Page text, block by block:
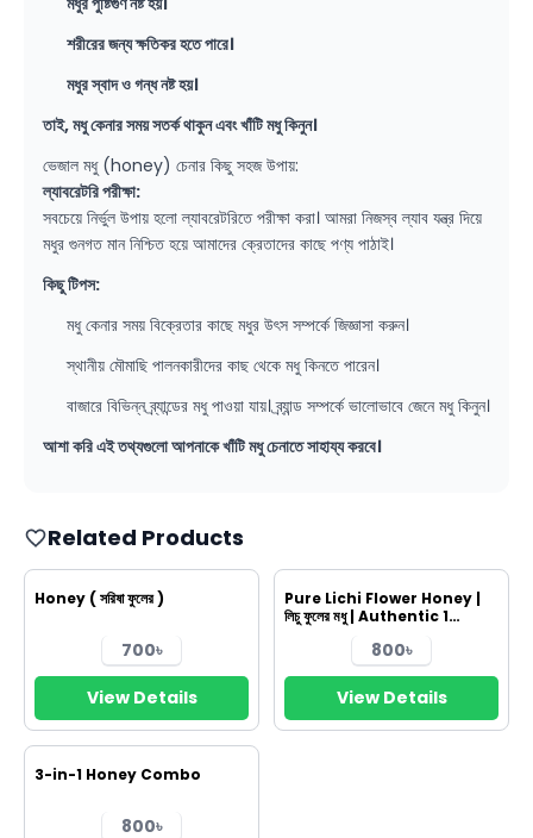
শরীরের জন্য ক্ষতিকর হতে পারে।
মধুর স্বাদ ও গন্ধ নষ্ট হয়।
তাই, মধু কেনার সময় সতর্ক থাকুন এবং খাঁটি মধু কিনুন।
ভেজাল মধু (honey) চেনার কিছু সহজ উপায়:
ল্যাবরেটরি পরীক্ষা:
সবচেয়ে নির্ভুল উপায় হলো ল্যাবরেটরিতে পরীক্ষা করা। আমরা নিজস্ব ল্যাব যন্ত্র দিয়ে
মধুর গুনগত মান নিশ্চিত হয়ে আমাদের ক্রেতাদের কাছে পণ্য পাঠাই।
কিছু টিপস:
মধু কেনার সময় বিক্রেতার কাছে মধুর উৎস সম্পর্কে জিজ্ঞাসা করুন।
স্থানীয় মৌমাছি পালনকারীদের কাছ থেকে মধু কিনতে পারেন।
বাজারে বিভিন্ন ব্র্যান্ডের মধু পাওয়া যায়। ব্র্যান্ড সম্পর্কে ভালোভাবে জেনে মধু কিনুন।
আশা করি এই তথ্যগুলো আপনাকে খাঁটি মধু চেনাতে সাহায্য করবে।
Related Products
Honey ( সরিষা ফুলের )
700৳
View Details
Pure Lichi Flower Honey |
লিচু ফুলের মধু | Authentic 1
800৳
View Details
3-in-1 Honey Combo
800৳